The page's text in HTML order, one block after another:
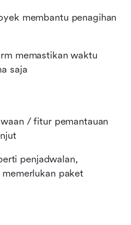
membantu penagihan
memastikan waktu
saja
/ fitur pemantauan
penjadwalan,
paket